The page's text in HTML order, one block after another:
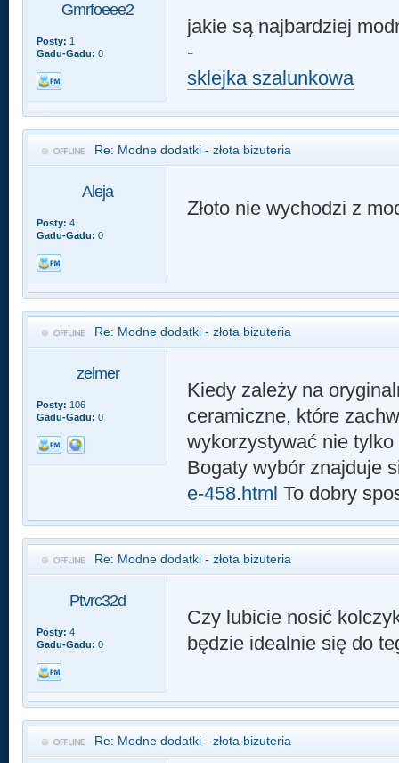
Gmrfoeee2
Posty: 1
Gadu-Gadu: 0
jakie są najbardziej
-
sklejka szalunkowa
Re: Modne dodatki - złota biżuteria
Aleja
Posty: 4
Gadu-Gadu: 0
Złoto nie wychodzi z
Re: Modne dodatki - złota biżuteria
zelmer
Posty: 106
Gadu-Gadu: 0
Kiedy zależy na
ceramiczne, które
wykorzystywać nie
Bogaty wybór znajduje
e-458.html To dobry
Re: Modne dodatki - złota biżuteria
Ptvrc32d
Posty: 4
Gadu-Gadu: 0
Czy lubicie nosić
będzie idealnie się do
Re: Modne dodatki - złota biżuteria